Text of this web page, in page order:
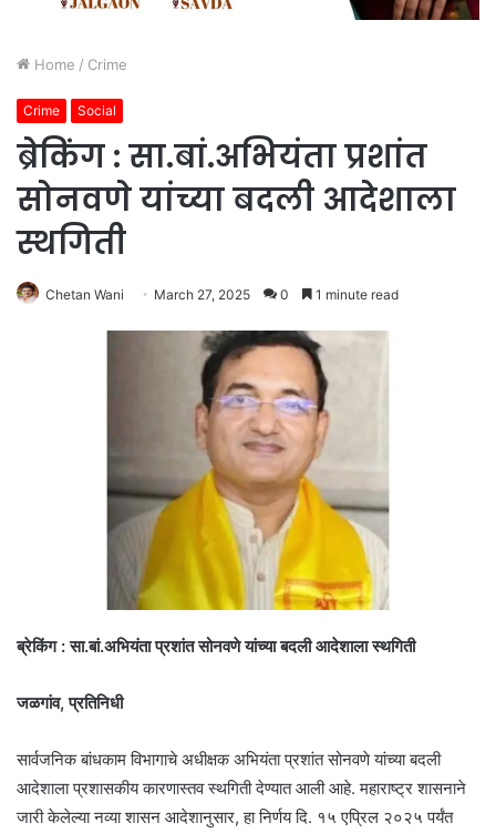
Home / Crime
Crime Social
ब्रेकिंग : सा.बां.अभियंता प्रशांत
सोनवणे यांच्या बदली आदेशाला
स्थगिती
Chetan Wani March 27, 2025 0 1 minute read
ब्रेकिंग : सा.बां.अभियंता प्रशांत सोनवणे यांच्या बदली आदेशाला स्थगिती
जळगांव, प्रतिनिधी
सार्वजनिक बांधकाम विभागाचे अधीक्षक अभियंता प्रशांत सोनवणे यांच्या बदली
आदेशाला प्रशासकीय कारणास्तव स्थगिती देण्यात आली आहे. महाराष्ट्र शासनाने
जारी केलेल्या नव्या शासन आदेशानुसार, हा निर्णय दि. १५ एप्रिल २०२५ पर्यंत